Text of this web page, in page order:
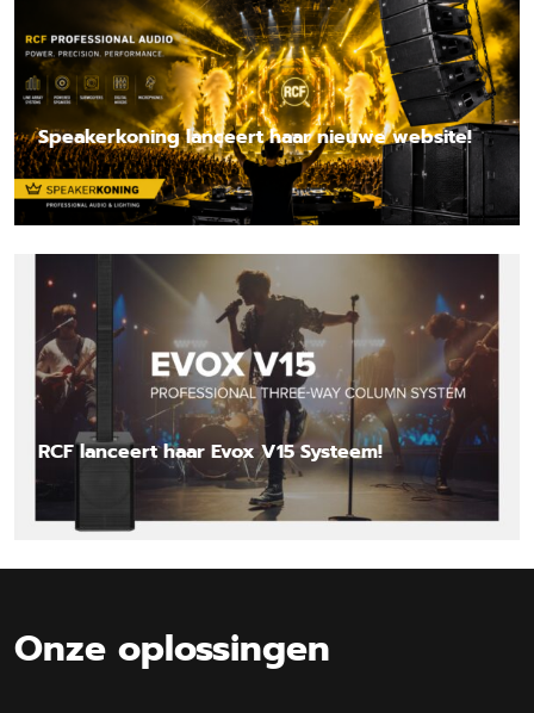
Speakerkoning lanceert haar nieuwe website!
Lees nieuwsbericht
RCF lanceert haar Evox V15 Systeem!
Lees nieuwsbericht
Onze oplossingen